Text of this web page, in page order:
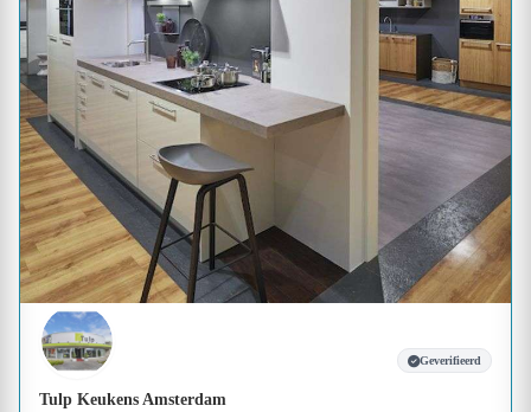
Geverifieerd
Tulp Keukens Amsterdam